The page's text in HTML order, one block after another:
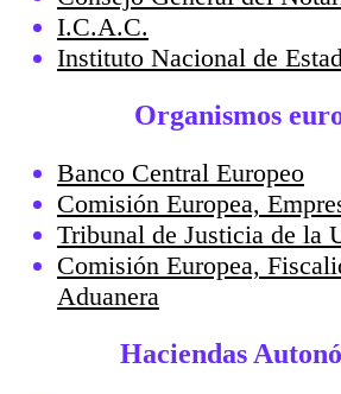
I.C.A.C.
Instituto Nacional de
Organismos
Banco Central Europeo
Comisión Europea,
Tribunal de Justicia de la
Comisión Europea,
Aduanera
Haciendas